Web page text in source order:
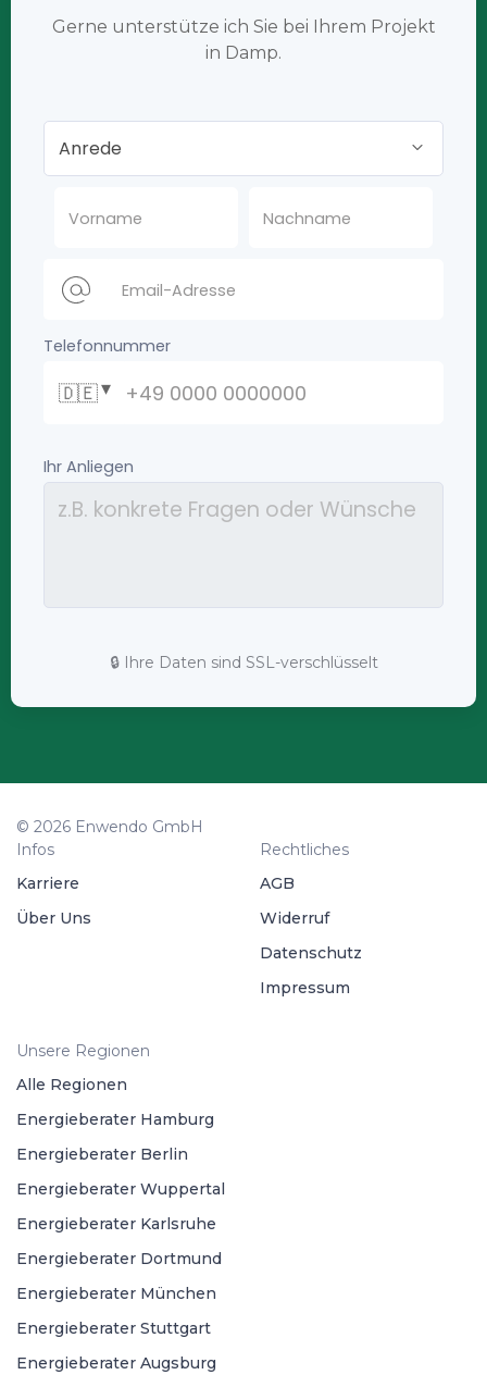
Gerne unterstütze ich Sie bei Ihrem Projekt
in Damp.
🔒 Ihre Daten sind SSL-verschlüsselt
© 2026 Enwendo GmbH
Infos
Karriere
Über Uns
Rechtliches
AGB
Widerruf
Datenschutz
Impressum
Unsere Regionen
Alle Regionen
Energieberater Hamburg
Energieberater Berlin
Energieberater Wuppertal
Energieberater Karlsruhe
Energieberater Dortmund
Energieberater München
Energieberater Stuttgart
Energieberater Augsburg